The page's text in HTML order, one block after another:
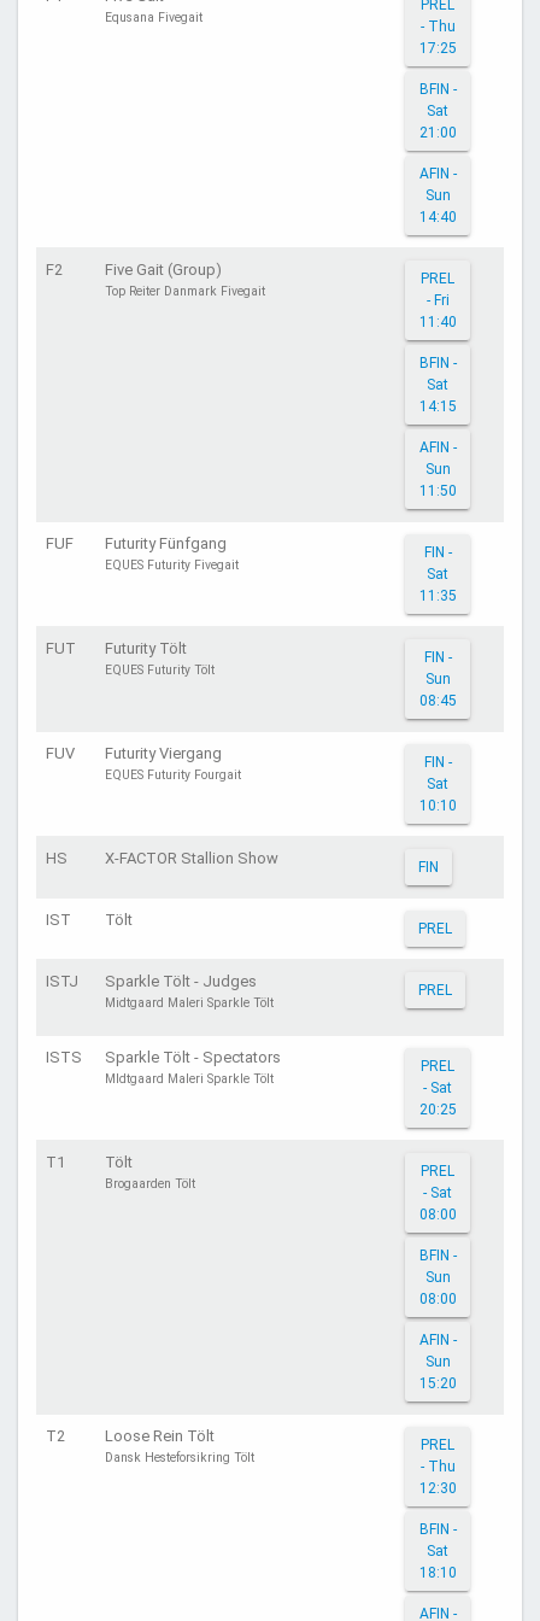
Equsana Fivegait
PREL
- Thu
17:25
BFIN -
Sat
21:00
AFIN -
Sun
14:40
F2 Five Gait (Group)
Top Reiter Danmark Fivegait
PREL
- Fri
11:40
BFIN -
Sat
14:15
AFIN -
Sun
11:50
FUF Futurity Fünfgang
EQUES Futurity Fivegait
FIN -
Sat
11:35
FUT Futurity Tölt
EQUES Futurity Tölt
FIN -
Sun
08:45
FUV Futurity Viergang
EQUES Futurity Fourgait
FIN -
Sat
10:10
HS X-FACTOR Stallion Show FIN
IST Tölt PREL
ISTJ Sparkle Tölt - Judges
Midtgaard Maleri Sparkle Tölt
PREL
ISTS Sparkle Tölt - Spectators
MIdtgaard Maleri Sparkle Tölt
PREL
- Sat
20:25
T1 Tölt
Brogaarden Tölt
PREL
- Sat
08:00
BFIN -
Sun
08:00
AFIN -
Sun
15:20
T2 Loose Rein Tölt
Dansk Hesteforsikring Tölt
PREL
- Thu
12:30
BFIN -
Sat
18:10
AFIN -